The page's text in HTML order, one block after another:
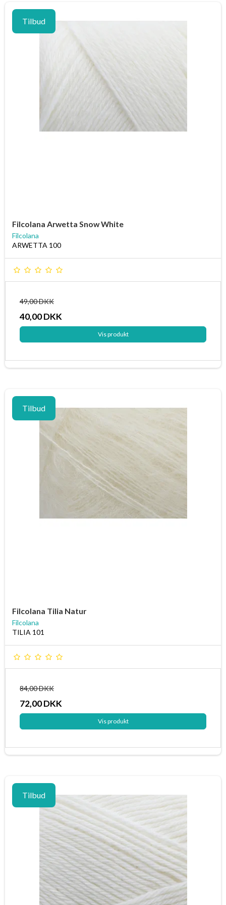
Tilbud
Filcolana Arwetta Snow White
Filcolana
ARWETTA 100
49,00 DKK
40,00 DKK
Vis produkt
Tilbud
Filcolana Tilia Natur
Filcolana
TILIA 101
84,00 DKK
72,00 DKK
Vis produkt
Tilbud